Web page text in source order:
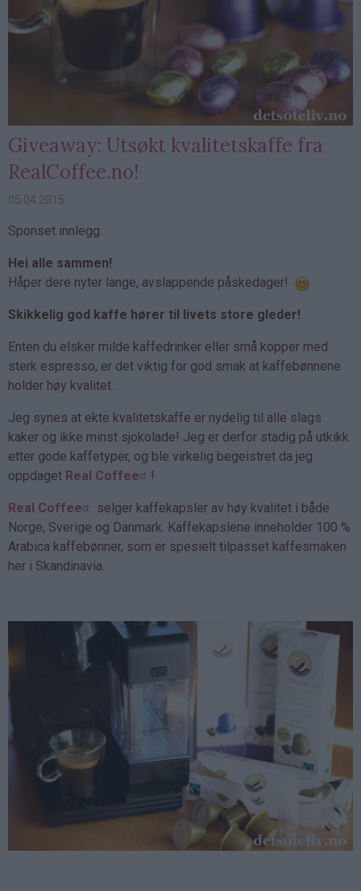
Giveaway: Utsøkt kvalitetskaffe fra
RealCoffee.no!
05.04.2015
Sponset innlegg.
Hei alle sammen!
Håper dere nyter lange, avslappende påskedager!
Skikkelig god kaffe hører til livets store gleder!
Enten du elsker milde kaffedrinker eller små kopper med
sterk espresso, er det viktig for god smak at kaffebønnene
holder høy kvalitet.
Jeg synes at ekte kvalitetskaffe er nydelig til alle slags
kaker og ikke minst sjokolade! Jeg er derfor stadig på utkikk
etter gode kaffetyper, og ble virkelig begeistret da jeg
oppdaget Real Coffee !
Real Coffee
selger kaffekapsler av høy kvalitet i både
Norge, Sverige og Danmark. Kaffekapslene inneholder 100 %
Arabica kaffebønner, som er spesielt tilpasset kaffesmaken
her i Skandinavia.